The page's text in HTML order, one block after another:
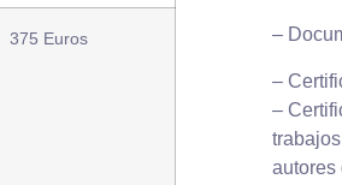
375 Euros –
–
–
autores